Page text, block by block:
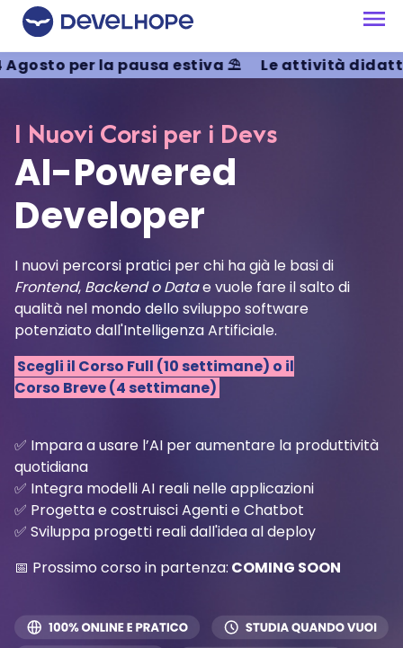
per la pausa estiva ⛱️ Le attività didattiche
I Nuovi Corsi per i Devs
AI-Powered
Developer
I nuovi percorsi pratici per chi ha già le basi di
Frontend, Backend o Datae vuole fare il salto di
qualità nel mondo dello sviluppo software
potenziato dall'Intelligenza Artificiale.
Scegli il Corso Full (10 settimane) o il
Corso Breve (4 settimane)
✅ Impara a usare l’AI per aumentare la produttività
quotidiana
✅ Integra modelli AI reali nelle applicazioni
✅ Progetta e costruisci Agenti e Chatbot
✅ Sviluppa progetti reali dall'idea al deploy
📅 Prossimo corso in partenza: COMING SOON